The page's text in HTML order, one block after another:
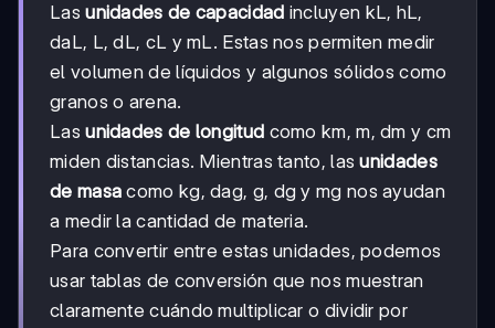
Lasunidades de capacidad incluyen kL, hL,
daL, L, dL, cL y mL. Estas nos permiten medir
el volumen de líquidos y algunos sólidos como
granos o arena.
Lasunidades de longitud como km, m, dm y cm
miden distancias. Mientras tanto, lasunidades
de masa como kg, dag, g, dg y mg nos ayudan
a medir la cantidad de materia.
Para convertir entre estas unidades, podemos
usar tablas de conversión que nos muestran
claramente cuándo multiplicar o dividir por